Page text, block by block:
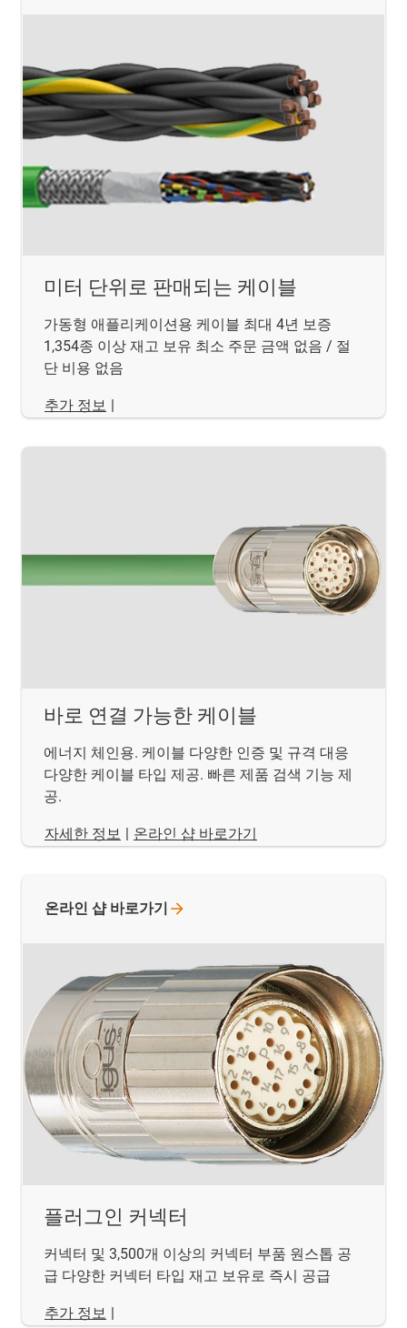
미터 단위로 판매되는 케이블
가동형 애플리케이션용 케이블 최대 4년 보증
1,354종 이상 재고 보유 최소 주문 금액 없음 / 절
단 비용 없음
추가 정보 |
바로 연결 가능한 케이블
에너지 체인용. 케이블 다양한 인증 및 규격 대응
다양한 케이블 타입 제공. 빠른 제품 검색 기능 제
공.
​​​​​​​자세한 정보 온라인 샵 바로가기
플러그인 커넥터
커넥터 및 3,500개 이상의 커넥터 부품 원스톱 공
급 다양한 커넥터 타입 재고 보유로 즉시 공급
추가 정보 |
온라인 샵 바로가기